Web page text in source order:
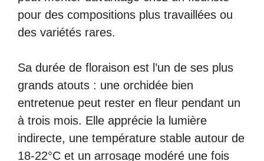
pour des compositions plus travaillées ou
des variétés rares.
Sa durée de floraison est l’un de ses plus
grands atouts : une orchidée bien
entretenue peut rester en fleur pendant un
à trois mois. Elle apprécie la lumière
indirecte, une température stable autour de
18-22°C et un arrosage modéré une fois